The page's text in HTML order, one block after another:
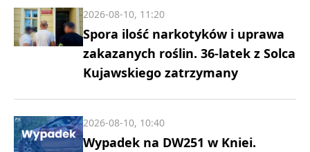
Spora ilość narkotyków i uprawa
zakazanych roślin. 36-latek z Solca
Kujawskiego zatrzymany
2026-08-10, 11:20
Wypadek na DW251 w Kniei.
2026-08-10, 10:40